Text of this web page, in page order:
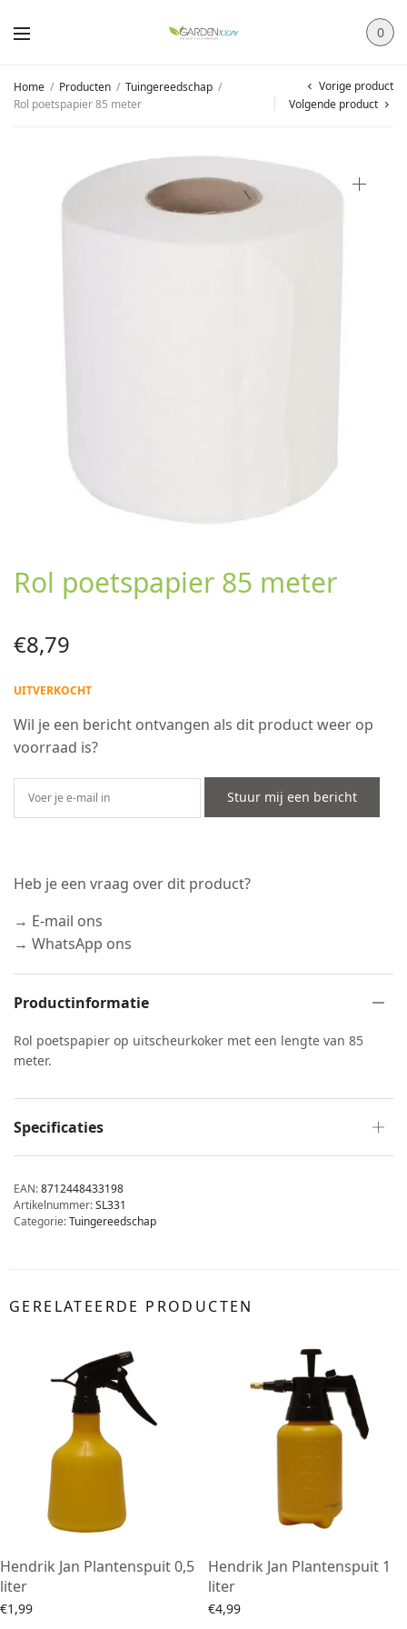
0
Home / Producten / Tuingereedschap /
Rol poetspapier 85 meter
Vorige product
Volgende product
Rol poetspapier 85 meter
€8,79
UITVERKOCHT
Wil je een bericht ontvangen als dit product weer op
voorraad is?
Stuur mij een bericht
Heb je een vraag over dit product?
→ E-mail ons
→ WhatsApp ons
Productinformatie
Rol poetspapier op uitscheurkoker met een lengte van 85
meter.
Specificaties
EAN:8712448433198
Artikelnummer:SL331
Categorie:Tuingereedschap
GERELATEERDE PRODUCTEN
Hendrik Jan Plantenspuit 0,5
liter
€1,99
Hendrik Jan Plantenspuit 1
liter
€4,99